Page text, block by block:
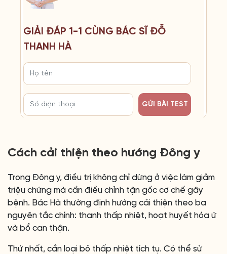
GIẢI ĐÁP 1-1 CÙNG BÁC SĨ ĐỖ
THANH HÀ
GỬI BÀI TEST
Cách cải thiện theo hướng Đông y
Trong Đông y, điều trị không chỉ dừng ở việc làm giảm
triệu chứng mà cần điều chỉnh tận gốc cơ chế gây
bệnh. Bác Hà thường định hướng cải thiện theo ba
nguyên tắc chính: thanh thấp nhiệt, hoạt huyết hóa ứ
và bổ can thận.
Thứ nhất, cần loại bỏ thấp nhiệt tích tụ. Có thể sử